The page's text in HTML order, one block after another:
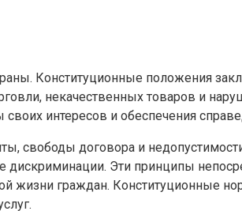
Конституционные положения
некачественных товаров и
интересов и обеспечения
договора и
Эти принципы
жизни граждан. Конституционные